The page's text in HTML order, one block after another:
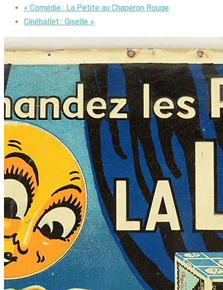
« Comédie : La Petite au Chaperon Rouge
Cinéballet : Giselle »